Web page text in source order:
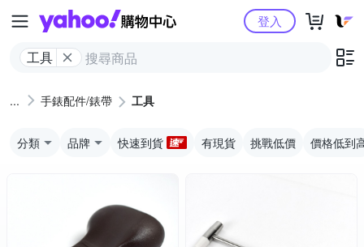
Yahoo購物中心
工具
登入
手錶配件/錶帶 工具
分類 品牌 快速到貨 有現貨 挑戰低價 價格低到